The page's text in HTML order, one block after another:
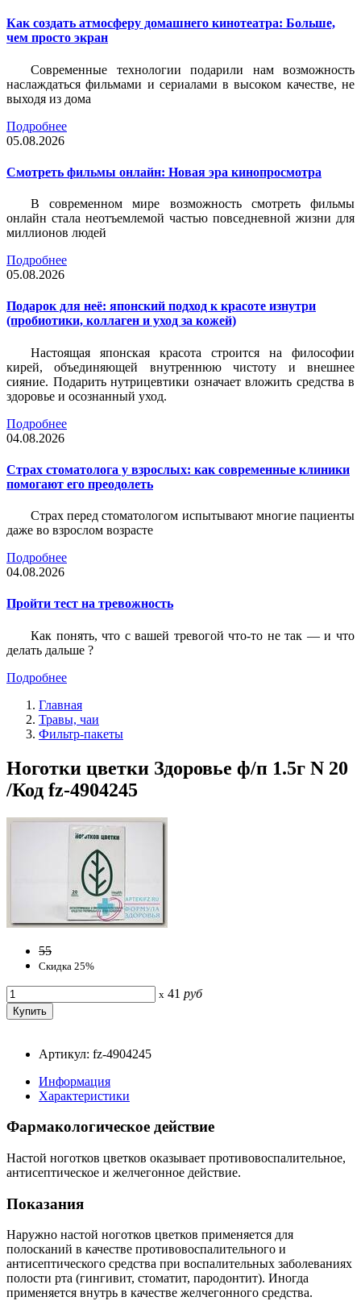
Как создать атмосферу домашнего кинотеатра: Больше,
чем просто экран
Современные технологии подарили нам возможность
наслаждаться фильмами и сериалами в высоком качестве, не
выходя из дома
Подробнее
05.08.2026
Смотреть фильмы онлайн: Новая эра кинопросмотра
В современном мире возможность смотреть фильмы
онлайн стала неотъемлемой частью повседневной жизни для
миллионов людей
Подробнее
05.08.2026
Подарок для неё: японский подход к красоте изнутри
(пробиотики, коллаген и уход за кожей)
Настоящая японская красота строится на философии
кирей, объединяющей внутреннюю чистоту и внешнее
сияние. Подарить нутрицевтики означает вложить средства в
здоровье и осознанный уход.
Подробнее
04.08.2026
Страх стоматолога у взрослых: как современные клиники
помогают его преодолеть
Страх перед стоматологом испытывают многие пациенты
даже во взрослом возрасте
Подробнее
04.08.2026
Пройти тест на тревожность
Как понять, что с вашей тревогой что-то не так — и что
делать дальше ?
Подробнее
Главная
Травы, чаи
Фильтр-пакеты
Ноготки цветки Здоровье ф/п 1.5г N 20
/Код fz-4904245
55
Скидка 25%
x 41 руб
Артикул: fz-4904245
Информация
Характеристики
Фармакологическое действие
Настой ноготков цветков оказывает противовоспалительное,
антисептическое и желчегонное действие.
Показания
Наружно настой ноготков цветков применяется для
полосканий в качестве противовоспалительного и
антисептического средства при воспалительных заболеваниях
полости рта (гингивит, стоматит, пародонтит). Иногда
применяется внутрь в качестве желчегонного средства.